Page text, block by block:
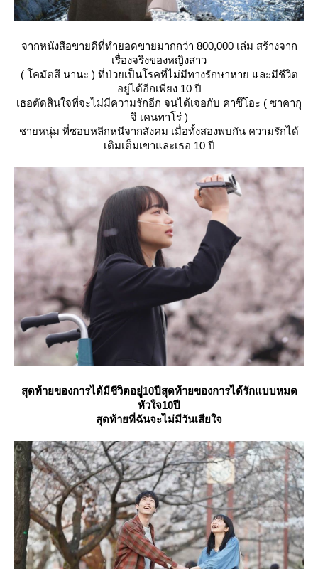
จากหนังสือขายดีที่ทำยอดขายมากกว่า 800,000 เล่ม สร้างจาก
เรื่องจริงของหญิงสาว
( โคมัตสึ นานะ ) ที่ป่วยเป็นโรคที่ไม่มีทางรักษาหาย และมีชีวิต
อยู่ได้อีกเพียง 10 ปี
เธอตัดสินใจที่จะไม่มีความรักอีก จนได้เจอกับ คาซึโอะ ( ซาคากุ
จิ เคนทาโร่ )
ชายหนุ่ม ที่ชอบหลีกหนีจากสังคม เมื่อทั้งสองพบกัน ความรักได้
เติมเต็มเขาและเธอ 10 ปี
สุดท้ายของการได้มีชีวิตอยู่10ปีสุดท้ายของการได้รักแบบหมด
หัวใจ10ปี
สุดท้ายที่ฉันจะไม่มีวันเสียใจ